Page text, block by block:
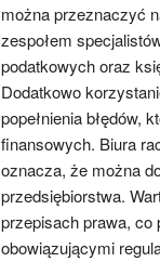
można przeznaczyć
zespołem
podatkowych oraz
Dodatkowo
popełnienia błędów,
finansowych. Biura
oznacza, że można
przedsiębiorstwa.
przepisach prawa, co
obowiązującymi